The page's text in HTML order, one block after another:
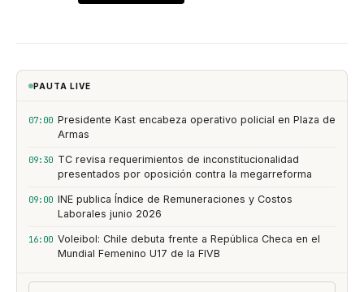
PAUTA LIVE
07:00 Presidente Kast encabeza operativo policial en Plaza de
Armas
09:30 TC revisa requerimientos de inconstitucionalidad
presentados por oposición contra la megarreforma
09:00 INE publica Índice de Remuneraciones y Costos
Laborales junio 2026
16:00 Voleibol: Chile debuta frente a República Checa en el
Mundial Femenino U17 de la FIVB